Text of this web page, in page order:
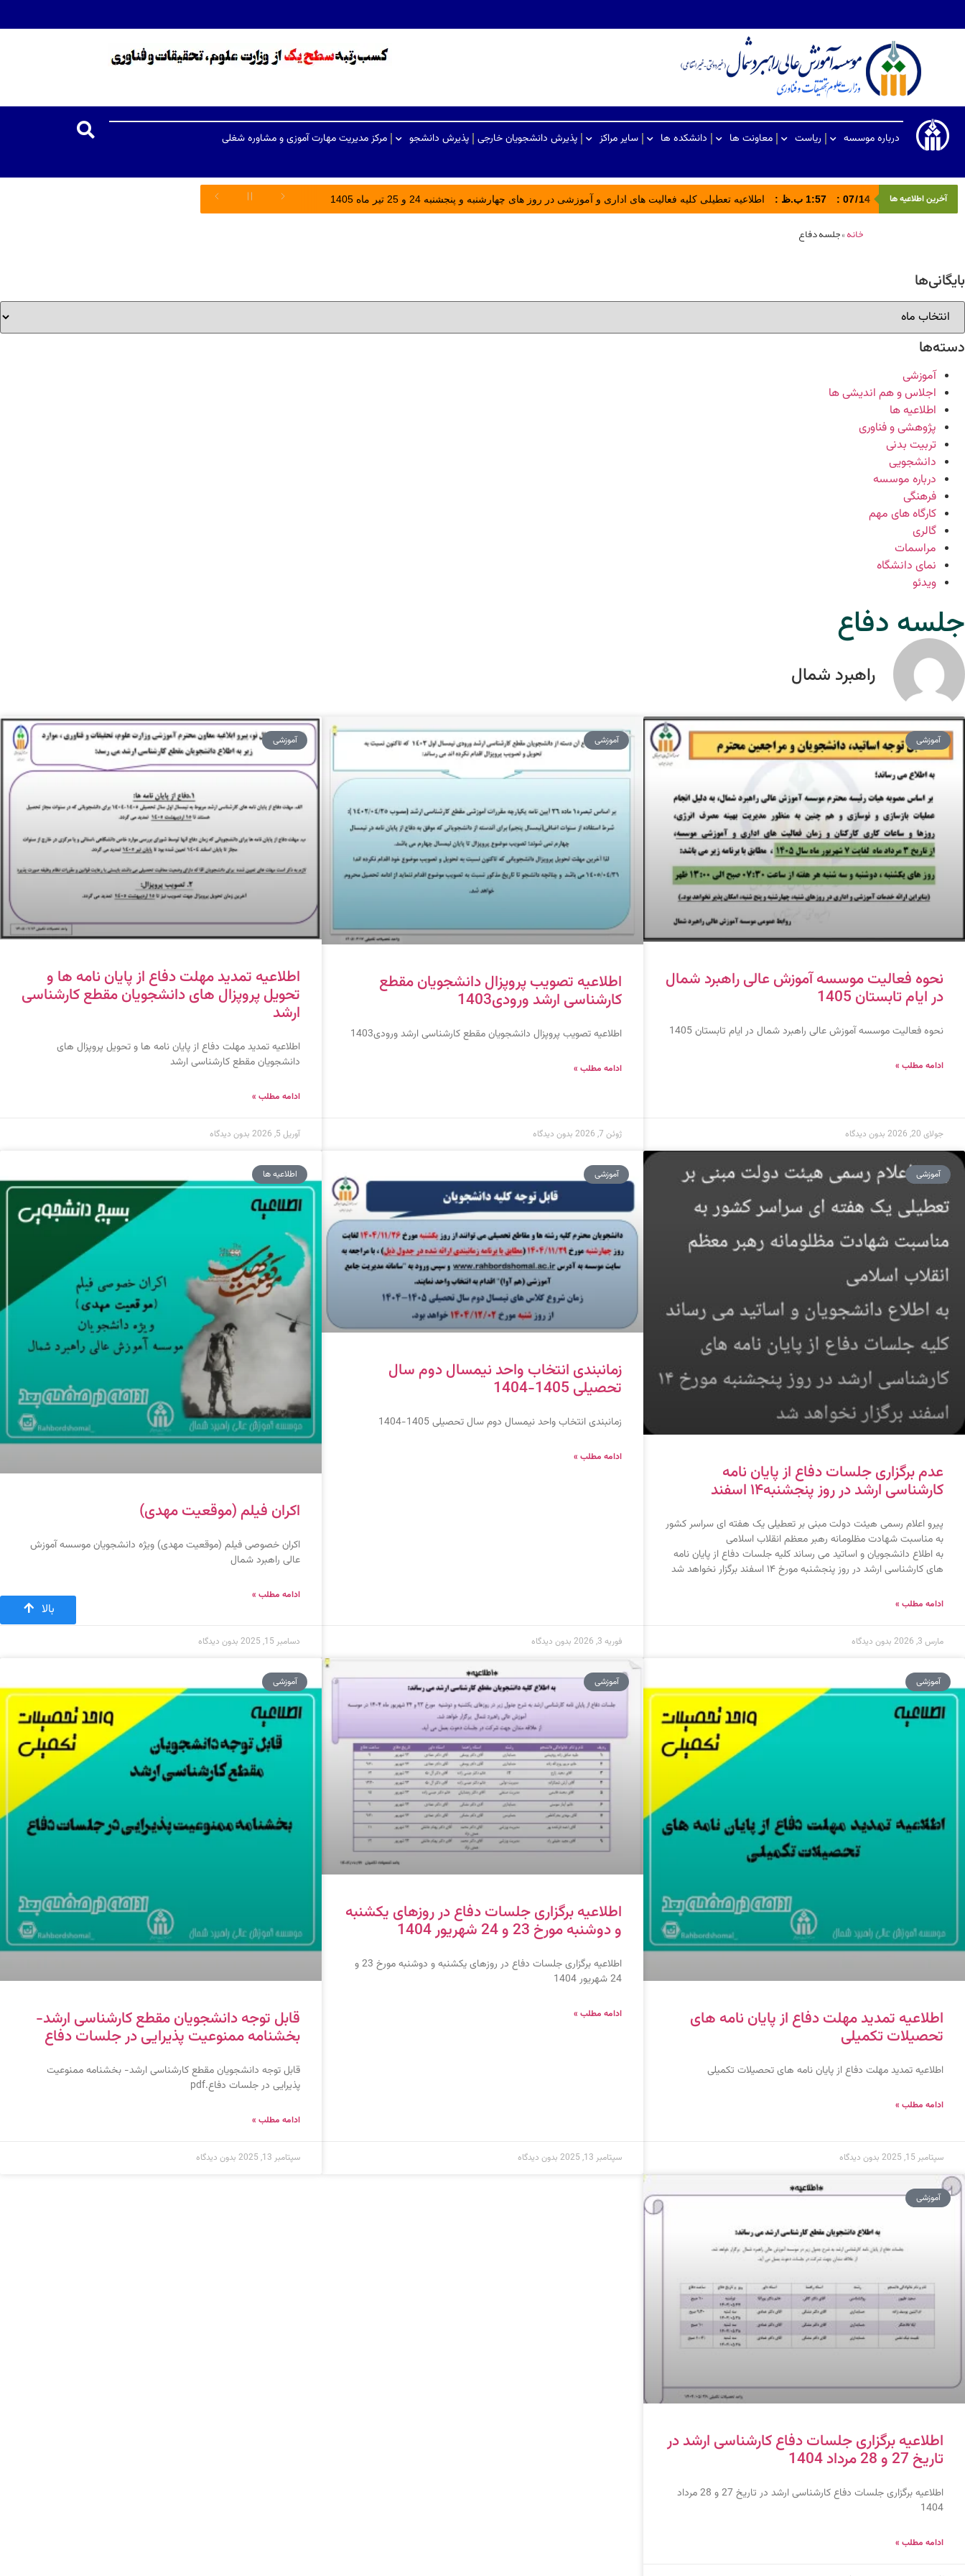
درباره موسسه ریاست معاونت ها دانشکده ها سایر مراکز پذیرش دانشجویان خارجی پذیرش دانشجو مرکز مدیریت مهارت آموزی و مشاوره شغلی
آخرین اطلاعیه ها 14
/
07
: 1:57 ب.ظ : اطلاعیه تعطیلی کلیه فعالیت های اداری و آموزشی در روز های چهارشنبه و پنجشنبه 24 و 25 تیر ماه 1405
خانه»جلسه دفاع
بایگانی‌ها
دسته‌ها
آموزشی
اجلاس و هم اندیشی ها
اطلاعیه ها
پژوهشی و فناوری
تربیت بدنی
دانشجویی
درباره موسسه
فرهنگی
کارگاه های مهم
گالری
مراسمات
نمای دانشگاه
ویدئو
جلسه دفاع
راهبرد شمال
آموزشی
نحوه فعالیت موسسه آموزش عالی راهبرد شمال
در ایام تابستان 1405
نحوه فعالیت موسسه آموزش عالی راهبرد شمال در ایام تابستان 1405
ادامه مطلب »
جولای 20, 2026 بدون دیدگاه
آموزشی
اطلاعیه تصویب پروپزال دانشجویان مقطع
کارشناسی ارشد ورودی1403
اطلاعیه تصویب پروپزال دانشجویان مقطع کارشناسی ارشد ورودی1403
ادامه مطلب »
ژوئن 7, 2026 بدون دیدگاه
آموزشی
اطلاعیه تمدید مهلت دفاع از پایان نامه ها و
تحویل پروپزال های دانشجویان مقطع کارشناسی
ارشد
اطلاعیه تمدید مهلت دفاع از پایان نامه ها و تحویل پروپزال های
دانشجویان مقطع کارشناسی ارشد
ادامه مطلب »
آوریل 5, 2026 بدون دیدگاه
آموزشی
عدم برگزاری جلسات دفاع از پایان نامه
کارشناسی ارشد در روز پنجشنبه۱۴ اسفند
پیرو اعلام رسمی هیئت دولت مبنی بر تعطیلی یک هفته ای سراسر کشور
به مناسبت شهادت مظلومانه رهبر معظم انقلاب اسلامی
به اطلاع دانشجویان و اساتید می رساند کلیه جلسات دفاع از پایان نامه
های کارشناسی ارشد در روز پنجشنبه مورخ ۱۴ اسفند برگزار نخواهد شد
ادامه مطلب »
مارس 3, 2026 بدون دیدگاه
آموزشی
زمانبندی انتخاب واحد نیمسال دوم سال
تحصیلی 1405-1404
زمانبندی انتخاب واحد نیمسال دوم سال تحصیلی 1405-1404
ادامه مطلب »
فوریه 3, 2026 بدون دیدگاه
اطلاعیه ها
اکران فیلم (موقعیت مهدی)
اکران خصوصی فیلم (موقعیت مهدی) ویژه دانشجویان موسسه آموزش
عالی راهبرد شمال
ادامه مطلب »
دسامبر 15, 2025 بدون دیدگاه
آموزشی
اطلاعیه تمدید مهلت دفاع از پایان نامه های
تحصیلات تکمیلی
اطلاعیه تمدید مهلت دفاع از پایان نامه های تحصیلات تکمیلی
ادامه مطلب »
سپتامبر 15, 2025 بدون دیدگاه
آموزشی
اطلاعیه برگزاری جلسات دفاع در روزهای یکشنبه
و دوشنبه مورخ 23 و 24 شهریور 1404
اطلاعیه برگزاری جلسات دفاع در روزهای یکشنبه و دوشنبه مورخ 23 و
24 شهریور 1404
ادامه مطلب »
سپتامبر 13, 2025 بدون دیدگاه
آموزشی
قابل توجه دانشجویان مقطع کارشناسی ارشد-
بخشنامه ممنوعیت پذیرایی در جلسات دفاع
قابل توجه دانشجویان مقطع کارشناسی ارشد- بخشنامه ممنوعیت
پذیرایی در جلسات دفاع.pdf
ادامه مطلب »
سپتامبر 13, 2025 بدون دیدگاه
آموزشی
اطلاعیه برگزاری جلسات دفاع کارشناسی ارشد در
تاریخ 27 و 28 مرداد 1404
اطلاعیه برگزاری جلسات دفاع کارشناسی ارشد در تاریخ 27 و 28 مرداد
1404
ادامه مطلب »
بالا